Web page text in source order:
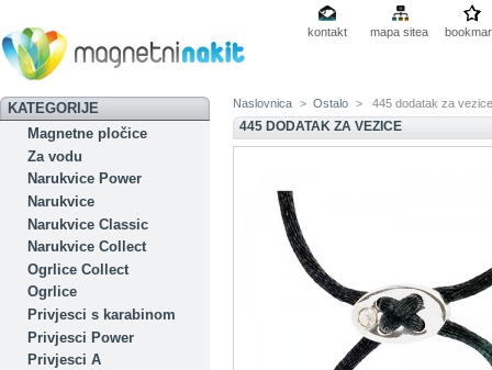
kontakt mapa sitea
KATEGORIJE
Magnetne pločice
Za vodu
Narukvice Power
Narukvice
Narukvice Classic
Narukvice Collect
Ogrlice Collect
Ogrlice
Privjesci s karabinom
Privjesci Power
Privjesci A
Naslovnica > Ostalo > 445 dodatak za
445 DODATAK ZA VEZICE